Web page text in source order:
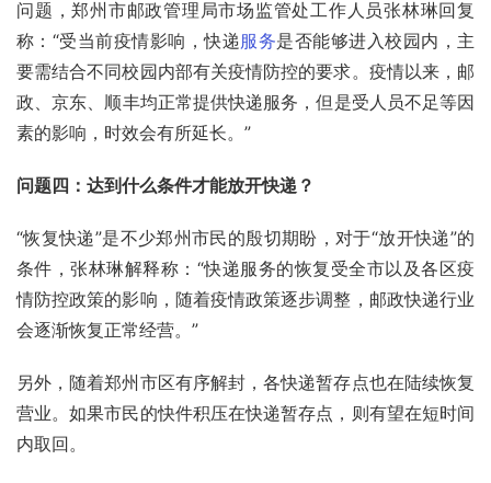
问题，郑州市邮政管理局市场监管处工作人员张林琳回复
称：“受当前疫情影响，快递服务是否能够进入校园内，主
要需结合不同校园内部有关疫情防控的要求。疫情以来， 邮
政、京东、 顺丰均正常提供快递服务，但是受人员不足等因
素的影响，时效会有所延长。”
问题四：达到什么条件才能放开快递？
“恢复快递”是不少郑州市民的殷切期盼，对于“放开快递”的
条件，张林琳解释称：“快递服务的恢复受全市以及各区疫
情防控政策的影响，随着疫情政策逐步调整，邮政快递行业
会逐渐恢复正常经营。”
另外，随着郑州市区有序解封，各快递暂存点也在陆续恢复
营业。如果市民的快件积压在快递暂存点，则有望在短时间
内取回。